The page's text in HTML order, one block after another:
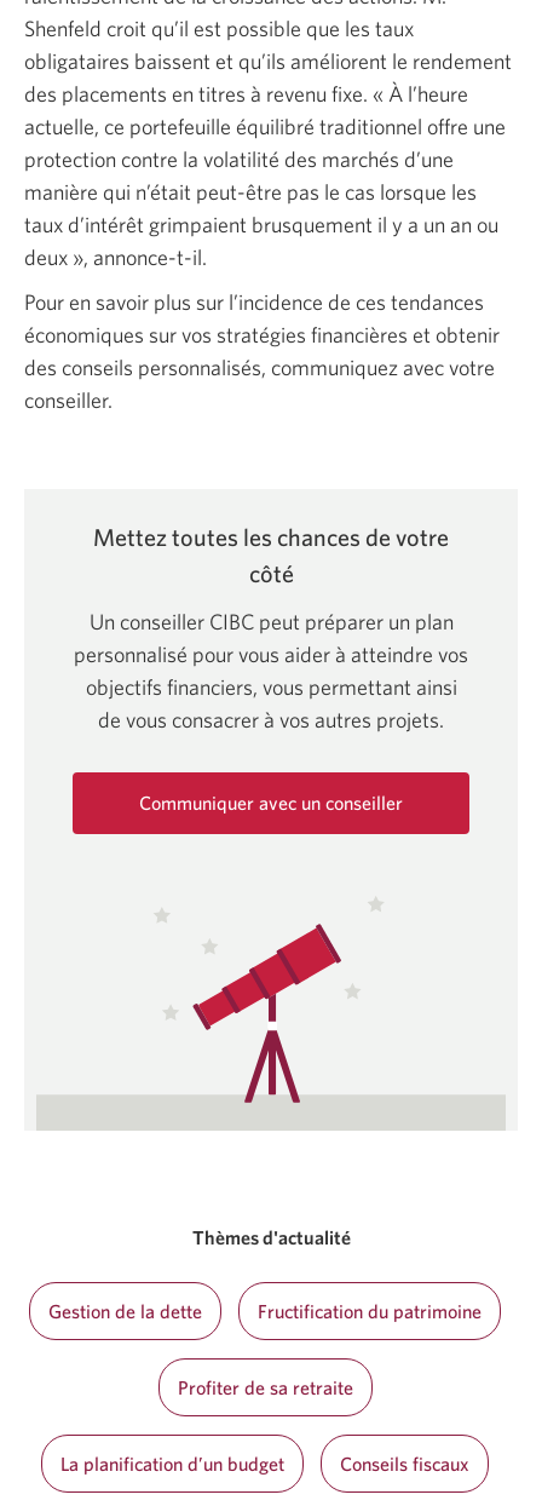
Shenfeld croit qu’il est possible que les taux
obligataires baissent et qu’ils améliorent le rendement
des placements en titres à revenu fixe. « À l’heure
actuelle, ce portefeuille équilibré traditionnel offre une
protection contre la volatilité des marchés d’une
manière qui n’était peut-être pas le cas lorsque les
taux d’intérêt grimpaient brusquement il y a un an ou
deux », annonce-t-il.
Pour en savoir plus sur l’incidence de ces tendances
économiques sur vos stratégies financières et obtenir
des conseils personnalisés, communiquez avec votre
conseiller.
Mettez toutes les chances de votre
côté
Un conseiller CIBC peut préparer un plan
personnalisé pour vous aider à atteindre vos
objectifs financiers, vous permettant ainsi
de vous consacrer à vos autres projets.
Communiquer avec un conseiller
s'affichera.
Thèmes d'actualité
Gestion de la dette Fructification du patrimoine
Profiter de sa retraite
La planification d’un budget Conseils fiscaux